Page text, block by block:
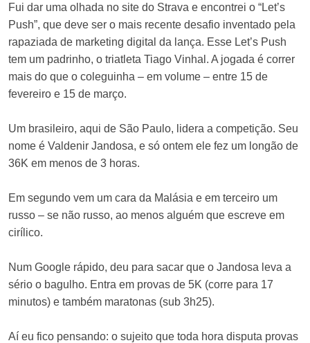
Fui dar uma olhada no site do Strava e encontrei o “Let’s
Push”, que deve ser o mais recente desafio inventado pela
rapaziada de marketing digital da lança. Esse Let’s Push
tem um padrinho, o triatleta Tiago Vinhal. A jogada é correr
mais do que o coleguinha – em volume – entre 15 de
fevereiro e 15 de março.
Um brasileiro, aqui de São Paulo, lidera a competição. Seu
nome é Valdenir Jandosa, e só ontem ele fez um longão de
36K em menos de 3 horas.
Em segundo vem um cara da Malásia e em terceiro um
russo – se não russo, ao menos alguém que escreve em
cirílico.
Num Google rápido, deu para sacar que o Jandosa leva a
sério o bagulho. Entra em provas de 5K (corre para 17
minutos) e também maratonas (sub 3h25).
Aí eu fico pensando: o sujeito que toda hora disputa provas